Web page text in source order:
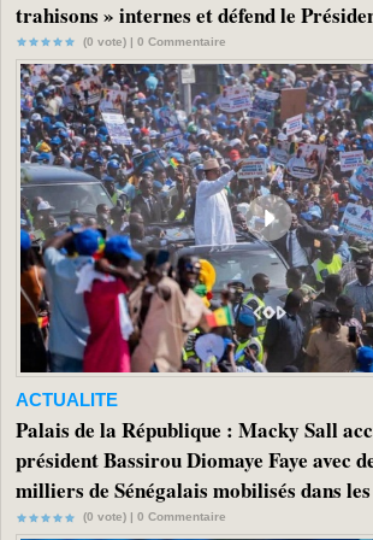
trahisons » internes et défend le
(0 vote) | 0 Commentaire
ACTUALITE
Palais de la République : Macky Sall
président Bassirou Diomaye Faye avec
milliers de Sénégalais mobilisés dans
(0 vote) | 0 Commentaire